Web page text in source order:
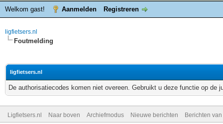
Welkom gast! Aanmelden Registreren
ligfietsers.nl
Foutmelding
ligfietsers.nl
De authorisatiecodes komen niet overeen. Gebruikt u deze functie op de
Ligfietsers.nl Naar boven Archiefmodus Nieuwe berichten Berichten